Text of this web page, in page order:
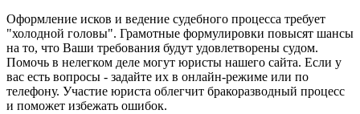
Оформление исков и ведение судебного процесса требует
"холодной головы". Грамотные формулировки повысят шансы
на то, что Ваши требования будут удовлетворены судом.
Помочь в нелегком деле могут юристы нашего сайта. Если у
вас есть вопросы - задайте их в онлайн-режиме или по
телефону. Участие юриста облегчит бракоразводный процесс
и поможет избежать ошибок.